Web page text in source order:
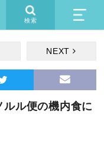
検索
NEXT
ル便の機内食に